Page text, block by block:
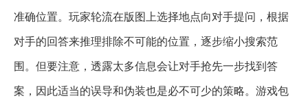
准确位置。玩家轮流在版图上选择地点向对手提问，根据
对手的回答来推理排除不可能的位置，逐步缩小搜索范
围。但要注意，透露太多信息会让对手抢先一步找到答
案，因此适当的误导和伪装也是必不可少的策略。游戏包